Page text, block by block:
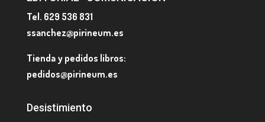
Tel. 629 536 831
ssanchez@pirineum.es
Tienda y pedidos libros:
pedidos@pirineum.es
Desistimiento